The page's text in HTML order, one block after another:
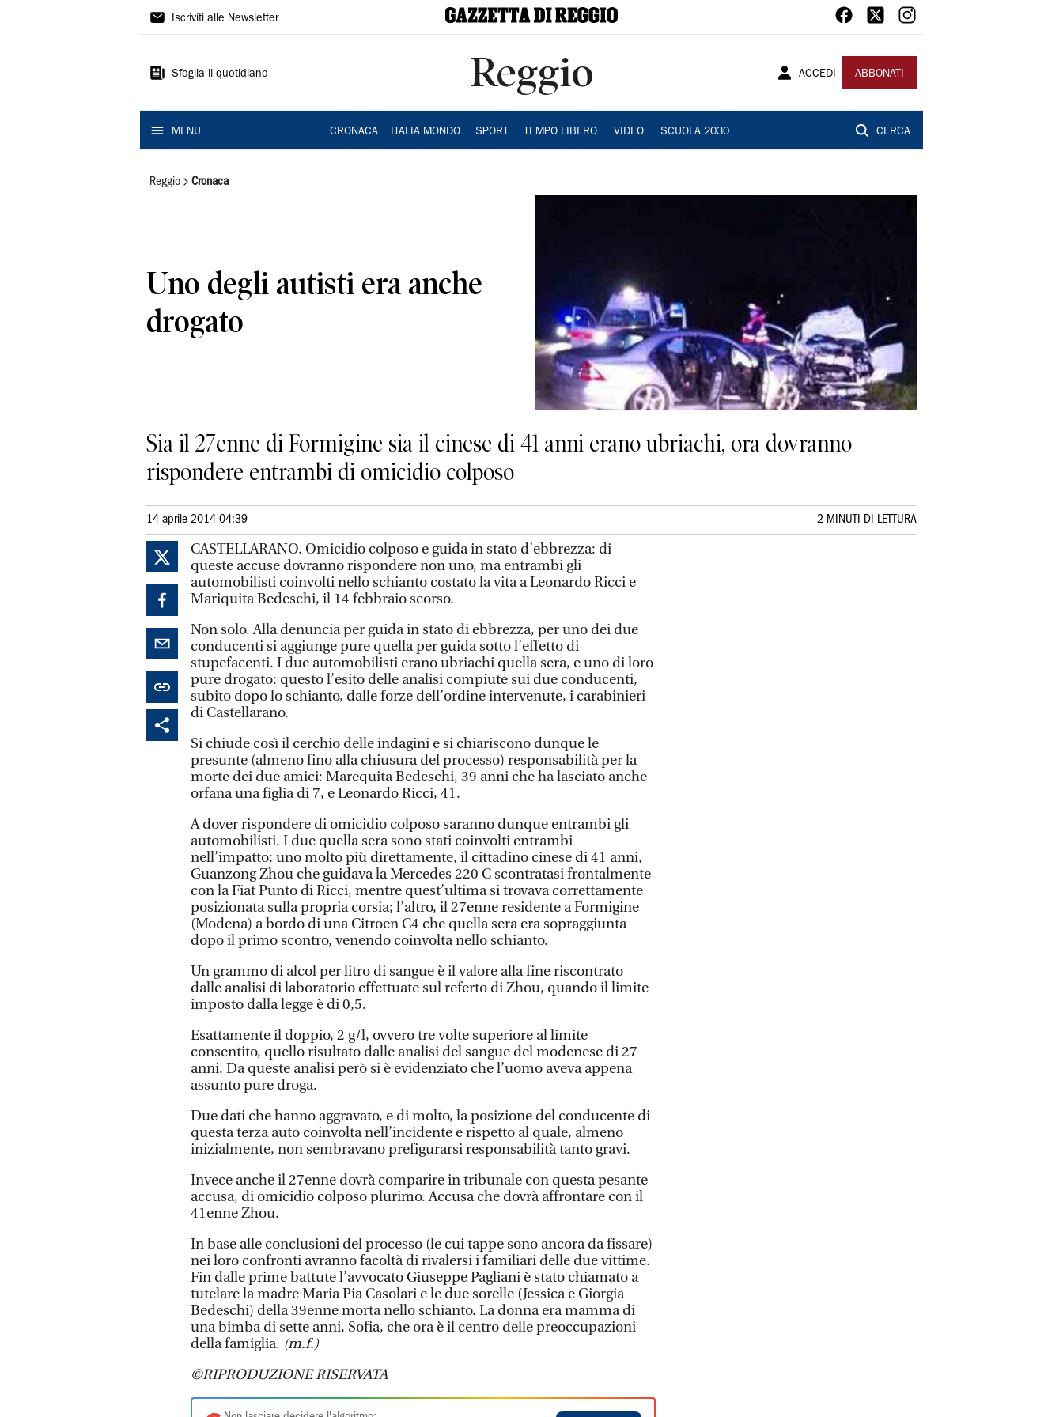
Gazzetta
Reggio
Iscriviti alle Newsletter
Sfoglia il quotidiano Reggio ACCEDI ABBONATI
MENU CRONACA ITALIA MONDO SPORT TEMPO LIBERO VIDEO SCUOLA 2030 CERCA
Reggio Cronaca
Uno degli autisti era anche
drogato
Sia il 27enne di Formigine sia il cinese di 41 anni erano ubriachi, ora dovranno
rispondere entrambi di omicidio colposo
14 aprile 2014 04:39 2 MINUTI DI LETTURA
CASTELLARANO. Omicidio colposo e guida in stato d’ebbrezza: di
queste accuse dovranno rispondere non uno, ma entrambi gli
automobilisti coinvolti nello schianto costato la vita a Leonardo Ricci e
Mariquita Bedeschi, il 14 febbraio scorso.
Non solo. Alla denuncia per guida in stato di ebbrezza, per uno dei due
conducenti si aggiunge pure quella per guida sotto l’effetto di
stupefacenti. I due automobilisti erano ubriachi quella sera, e uno di loro
pure drogato: questo l’esito delle analisi compiute sui due conducenti,
subito dopo lo schianto, dalle forze dell’ordine intervenute, i carabinieri
di Castellarano.
Si chiude così il cerchio delle indagini e si chiariscono dunque le
presunte (almeno fino alla chiusura del processo) responsabilità per la
morte dei due amici: Marequita Bedeschi, 39 anni che ha lasciato anche
orfana una figlia di 7, e Leonardo Ricci, 41.
A dover rispondere di omicidio colposo saranno dunque entrambi gli
automobilisti. I due quella sera sono stati coinvolti entrambi
nell’impatto: uno molto più direttamente, il cittadino cinese di 41 anni,
Guanzong Zhou che guidava la Mercedes 220 C scontratasi frontalmente
con la Fiat Punto di Ricci, mentre quest’ultima si trovava correttamente
posizionata sulla propria corsia; l’altro, il 27enne residente a Formigine
(Modena) a bordo di una Citroen C4 che quella sera era sopraggiunta
dopo il primo scontro, venendo coinvolta nello schianto.
Un grammo di alcol per litro di sangue è il valore alla fine riscontrato
dalle analisi di laboratorio effettuate sul referto di Zhou, quando il limite
imposto dalla legge è di 0,5.
Esattamente il doppio, 2 g/l, ovvero tre volte superiore al limite
consentito, quello risultato dalle analisi del sangue del modenese di 27
anni. Da queste analisi però si è evidenziato che l’uomo aveva appena
assunto pure droga.
Due dati che hanno aggravato, e di molto, la posizione del conducente di
questa terza auto coinvolta nell’incidente e rispetto al quale, almeno
inizialmente, non sembravano prefigurarsi responsabilità tanto gravi.
Invece anche il 27enne dovrà comparire in tribunale con questa pesante
accusa, di omicidio colposo plurimo. Accusa che dovrà affrontare con il
41enne Zhou.
In base alle conclusioni del processo (le cui tappe sono ancora da fissare)
nei loro confronti avranno facoltà di rivalersi i familiari delle due vittime.
Fin dalle prime battute l’avvocato Giuseppe Pagliani è stato chiamato a
tutelare la madre Maria Pia Casolari e le due sorelle (Jessica e Giorgia
Bedeschi) della 39enne morta nello schianto. La donna era mamma di
una bimba di sette anni, Sofia, che ora è il centro delle preoccupazioni
della famiglia. (m.f.)
©RIPRODUZIONE RISERVATA